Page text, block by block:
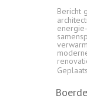
Bericht